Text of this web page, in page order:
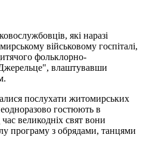
які наразі
військовому госпіталі,
итячого фольклорно-
, влаштувавши
послухати житомирських
гостюють в
великодніх свят вони
програму з обрядами, танцями